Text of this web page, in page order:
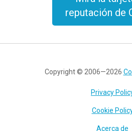
reputación de
Copyright © 2006—2026
Privacy
Cookie
Acerca de